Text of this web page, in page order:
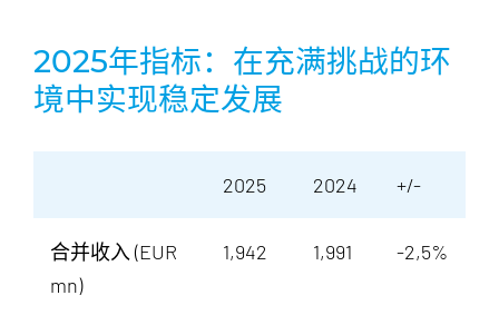
2025年指标：在充满挑战的环
境中实现稳定发展
2025 2024 +/-
合并收入 (EUR
mn)
1,942 1,991 -2,5%